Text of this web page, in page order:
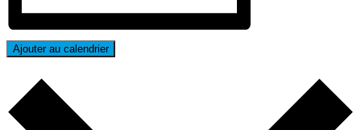
Ajouter au calendrier